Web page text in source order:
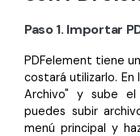
Soluciones
Educación
Servicio de TI
¿Qué hay de nuevo?
Soporte de
Guía del usuario
Paso 1. Importar
PDFelement tiene
costará utilizarlo. En
Archivo" y sube el
puedes subir
menú principal y